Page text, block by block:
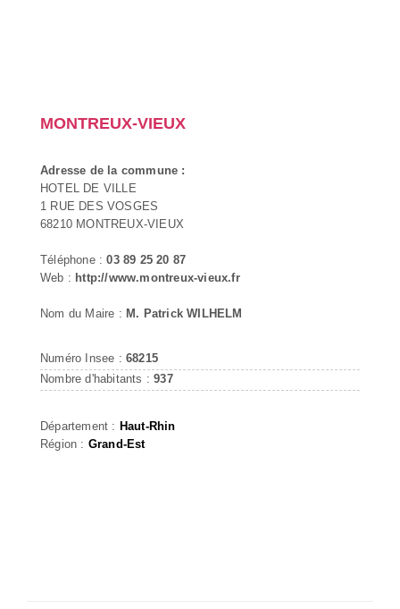
MONTREUX-VIEUX
Adresse de la commune :
HOTEL DE VILLE
1 RUE DES VOSGES
68210 MONTREUX-VIEUX
Téléphone :03 89 25 20 87
Web : http://www.montreux-vieux.fr
Nom du Maire : M. Patrick WILHELM
Numéro Insee : 68215
Nombre d'habitants :937
Département : Haut-Rhin
Région : Grand-Est